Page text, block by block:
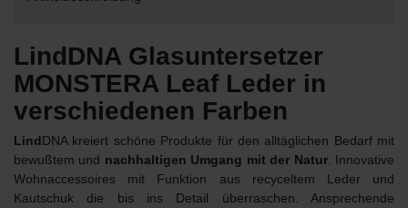
LindDNA Glasuntersetzer
MONSTERA Leaf Leder in
verschiedenen Farben
LindDNA kreiert schöne Produkte für den alltäglichen Bedarf mit
bewußtem und nachhaltigen Umgang mit der Natur. Innovative
Wohnaccessoires mit Funktion aus recyceltem Leder und
Kautschuk die bis ins Detail überraschen. Ansprechende